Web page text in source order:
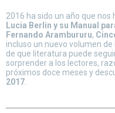
2016 ha sido un año que
Lucia Berlin y su Manual
Fernando Arambururu,
incluso un nuevo volumen de
de que literatura puede
sorprender a los lectores,
próximos doce meses y
2017